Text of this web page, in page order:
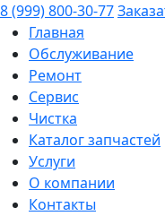
8 (999) 800-30-77
Главная
Обслуживание
Ремонт
Сервис
Чистка
Каталог запчастей
Услуги
О компании
Контакты